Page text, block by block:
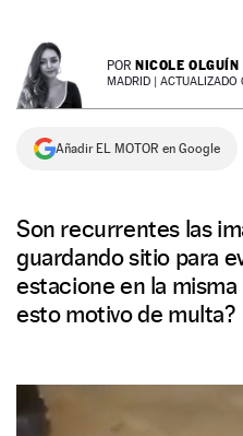
SÍGUENOS
POR NICOLE OLGUÍN
MADRID |
Añadir EL MOTOR en Google
Son recurrentes las
guardando sitio para
estacione en la misma
esto motivo de multa?